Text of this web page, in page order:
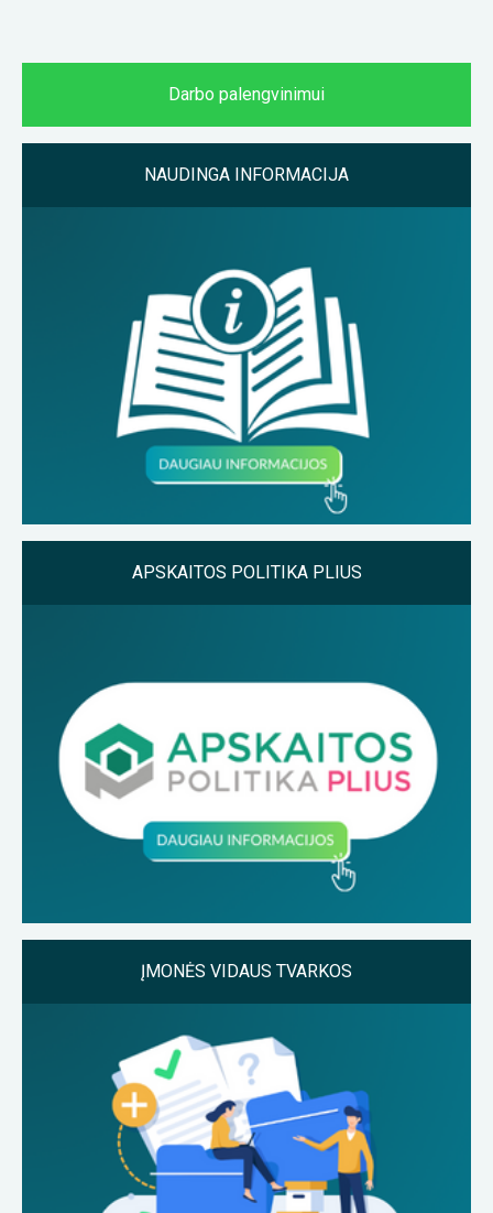
Darbo palengvinimui
NAUDINGA INFORMACIJA
APSKAITOS POLITIKA PLIUS
ĮMONĖS VIDAUS TVARKOS